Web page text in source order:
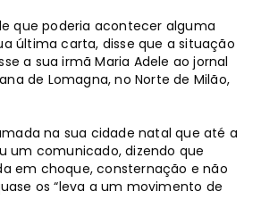
que poderia acontecer alguma
última carta, disse que a situação
a sua irmã Maria Adele ao jornal
de Lomagna, no Norte de Milão,
na sua cidade natal que até a
um comunicado, dizendo que
em choque, consternação e não
os “leva a um movimento de